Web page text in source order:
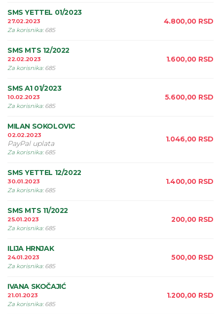
SMS YETTEL 01/2023
27.02.2023
Za korisnika: 685
4.800,00 RSD
SMS MTS 12/2022
22.02.2023
Za korisnika: 685
1.600,00 RSD
SMS A1 01/2023
10.02.2023
Za korisnika: 685
5.600,00 RSD
MILAN SOKOLOVIC
02.02.2023
PayPal uplata
Za korisnika: 685
1.046,00 RSD
SMS YETTEL 12/2022
30.01.2023
Za korisnika: 685
1.400,00 RSD
SMS MTS 11/2022
25.01.2023
Za korisnika: 685
200,00 RSD
ILIJA HRNJAK
24.01.2023
Za korisnika: 685
500,00 RSD
IVANA SKOČAJIĆ
21.01.2023
Za korisnika: 685
1.200,00 RSD